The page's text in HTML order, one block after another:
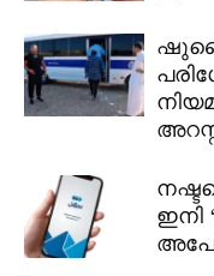
ഇനി